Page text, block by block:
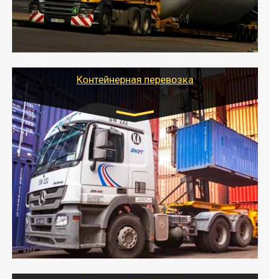
- Тайгер Логистик в короткие сроки поможет вам
качественно и безопасно перевезти негабаритные
грузы по всей России тралом, манипулятором и
другим транспортом и подобрать оптимальный
Контейнерная перевозка
Цена за км. Рассчитывается
индивидуально
- Контейнерные грузоперевозки на специальном
оборудованном транспорте быстро, качественно и
безопасно.
- Наша транспортная компания поможет
организовать доставку в порт и из порта
стандартных контейнеров на контейнеровозе,
шаландах и площадках (открытых кузовах),
используя надежные крепления.